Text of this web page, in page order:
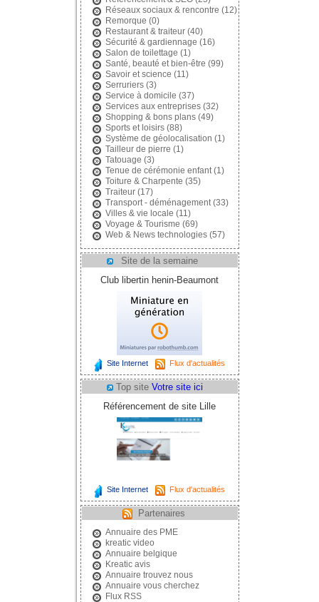
Réseaux sociaux & rencontre (12)
Remorque (0)
Restaurant & traiteur(40)
Sécurité & gardiennage (16)
Salon de toilettage (1)
Santé, beauté et bien-être (99)
Savoir et science (11)
Serruriers(3)
Service à domicile (37)
Services aux entreprises(32)
Shopping & bons plans(49)
Sports et loisirs(88)
Système de géolocalisation (1)
Tailleur de pierre (1)
Tatouage (3)
Tenue de cérémonie enfant(1)
Toiture & Charpente (35)
Traiteur(17)
Transport - déménagement(33)
Villes & vie locale (11)
Voyage & Tourisme (69)
Web & News technologies(57)
Site de la semaine
Club libertin henin-Beaumont
Site Internet Flux d'actualités
Top site Votre site ici
Référencement de site Lille
Site Internet Flux d'actualités
Partenaires
Annuaire des PME
kreatic video
Annuaire belgique
Kreatic avis
Annuaire trouvez nous
Annuaire vous cherchez
Flux RSS